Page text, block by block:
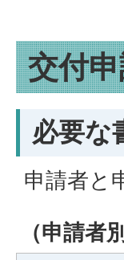
交付
必要な
申請者と
（申請者